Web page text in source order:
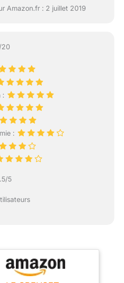
Amazon.fr : 2 juillet 2019
20
:
:
5